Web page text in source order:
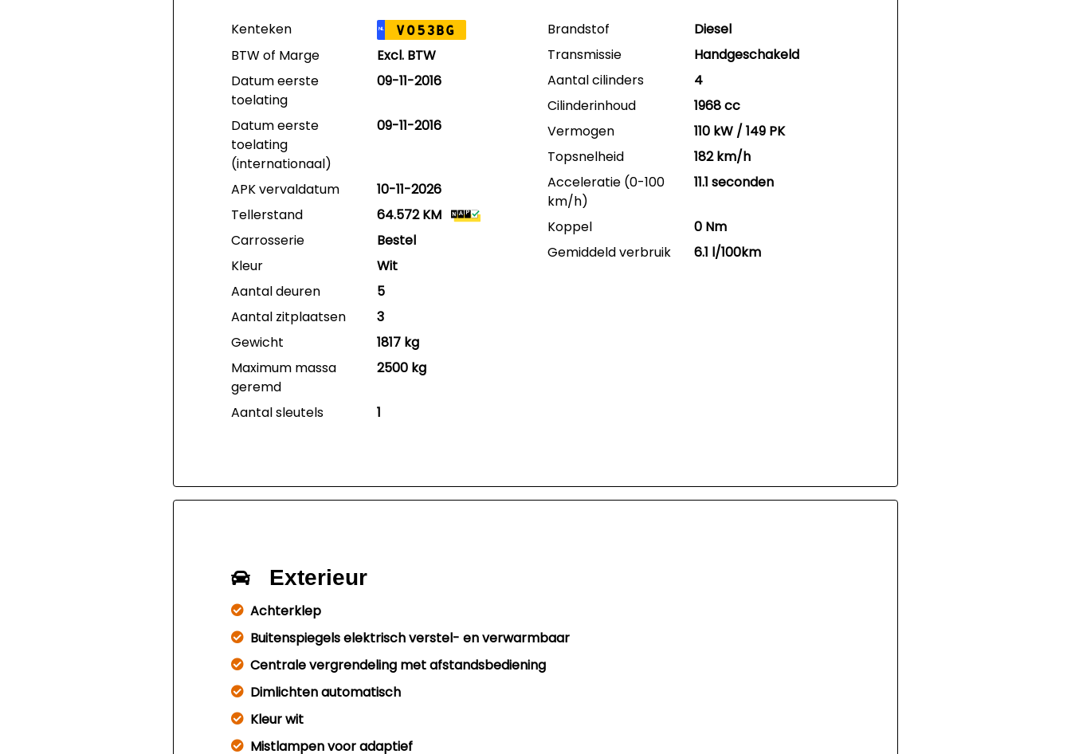
Kenteken NL V053BG
BTW of Marge
Excl. BTW
Datum eerste
toelating
09-11-2016
Datum eerste
toelating
(internationaal)
09-11-2016
APK vervaldatum
10-11-2026
Tellerstand
64.572 KM
Carrosserie
Bestel
Kleur
Wit
Aantal deuren
5
Aantal zitplaatsen
3
Gewicht
1817 kg
Maximum massa
geremd
2500 kg
Aantal sleutels 1
Brandstof
Diesel
Transmissie
Handgeschakeld
Aantal cilinders
4
Cilinderinhoud
1968 cc
Vermogen
110 kW / 149 PK
Topsnelheid
182 km/h
Acceleratie (0-100
km/h)
11.1 seconden
Koppel
0 Nm
Gemiddeld verbruik
6.1 l/100km
Exterieur
Achterklep
Buitenspiegels elektrisch verstel- en verwarmbaar
Centrale vergrendeling met afstandsbediening
Dimlichten automatisch
Kleur wit
Mistlampen voor adaptief